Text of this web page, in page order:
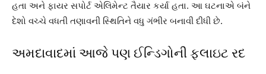
હતા અને ફાયર સપોર્ટ એલિમેન્ટ તૈયાર કર્યા હતા. આ ઘટનાએ બંને
દેશો વચ્ચે વધતી તણાવની સ્થિતિને વધુ ગંભીર બનાવી દીધી છે.
અમદાવાદમાં આજે પણ ઈન્ડિગોની ફ્લાઇટ રદ